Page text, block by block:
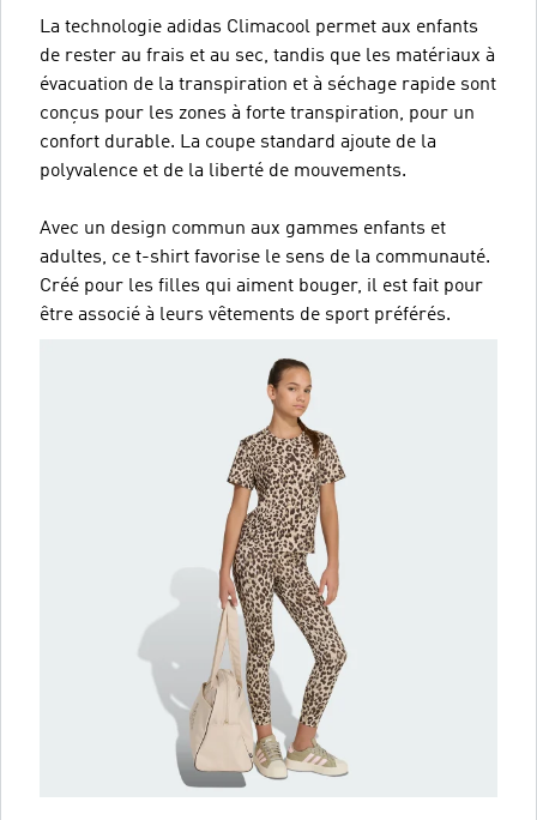
La technologie adidas Climacool permet aux enfants
de rester au frais et au sec, tandis que les matériaux à
évacuation de la transpiration et à séchage rapide sont
conçus pour les zones à forte transpiration, pour un
confort durable. La coupe standard ajoute de la
polyvalence et de la liberté de mouvements.
Avec un design commun aux gammes enfants et
adultes, ce t-shirt favorise le sens de la communauté.
Créé pour les filles qui aiment bouger, il est fait pour
être associé à leurs vêtements de sport préférés.